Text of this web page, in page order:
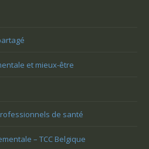
et mieux-être
de santé
– TCC Belgique